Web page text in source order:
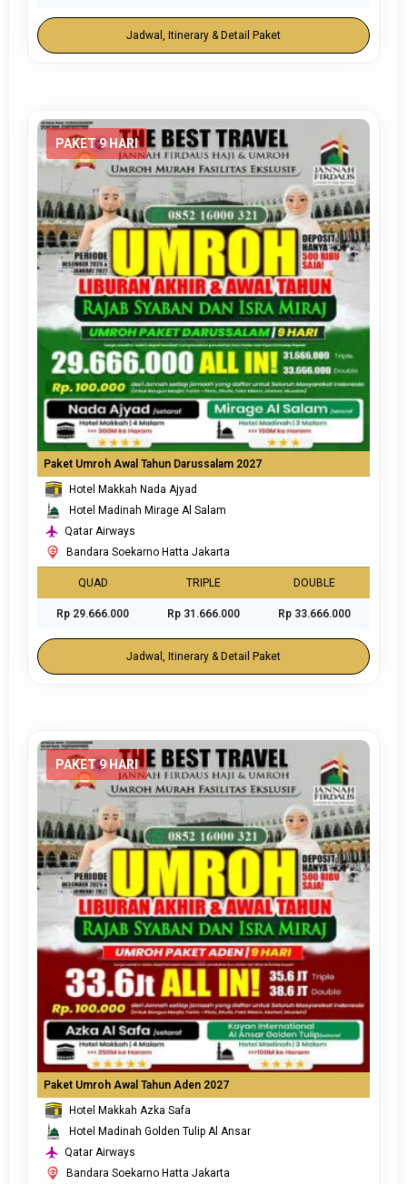
Jadwal, Itinerary & Detail Paket
PAKET 9 HARI
Paket Umroh Awal Tahun Darussalam 2027
Hotel Makkah Nada Ajyad
Hotel Madinah Mirage Al Salam
Qatar Airways
Bandara Soekarno Hatta Jakarta
QUAD TRIPLE DOUBLE
Rp 29.666.000 Rp 31.666.000 Rp 33.666.000
Jadwal, Itinerary & Detail Paket
PAKET 9 HARI
Paket Umroh Awal Tahun Aden 2027
Hotel Makkah Azka Safa
Hotel Madinah Golden Tulip Al Ansar
Qatar Airways
Bandara Soekarno Hatta Jakarta